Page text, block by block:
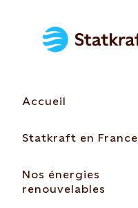
Accueil
Statkraft en France
Nos énergies
renouvelables